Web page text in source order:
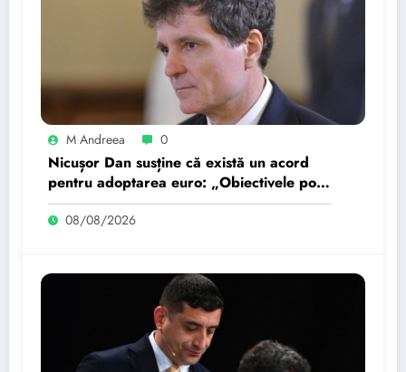
M Andreea 0
Nicușor Dan susține că există un acord
pentru adoptarea euro: „Obiectivele pot
fi realizate dacă…
08/08/2026